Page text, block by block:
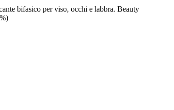
bifasico per viso, occhi e labbra. Beauty